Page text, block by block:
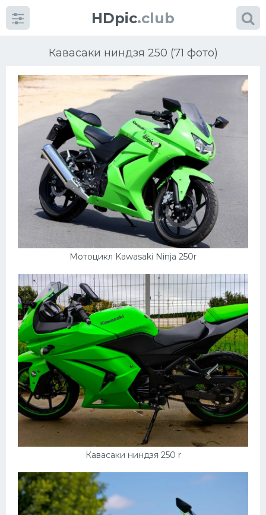
HDpic.club
Кавасаки ниндзя 250 (71 фото)
Мотоцикл Kawasaki Ninja 250r
Кавасаки ниндзя 250 r
Категории
Разное
Автомобили
Красивые фото машин
УРАЛ
Пежо
Ауди
Гараж
Русские авто
Вольво
БМВ
МАЗ
Сузуки
Фольксваген
Лексус